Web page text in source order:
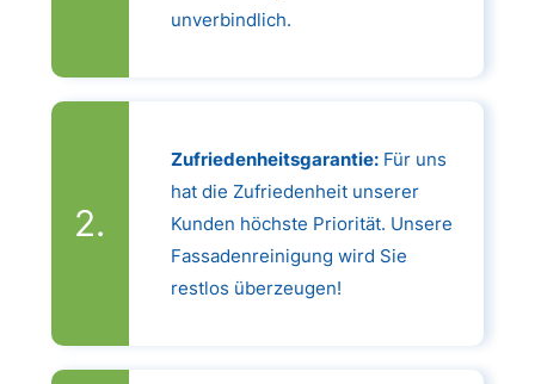
unverbindlich.
Zufriedenheitsgarantie:Für uns
hat die Zufriedenheit unserer
Kunden höchste Priorität. Unsere
Fassadenreinigung wird Sie
restlos überzeugen!